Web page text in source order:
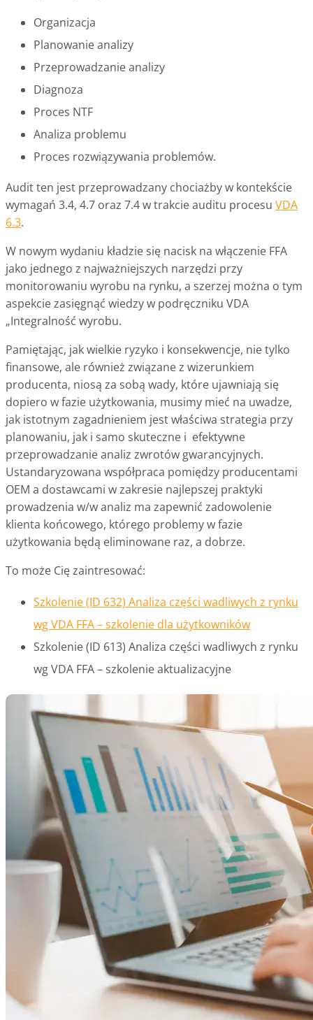
Organizacja
Planowanie analizy
Przeprowadzanie analizy
Diagnoza
Proces NTF
Analiza problemu
Proces rozwiązywania problemów.
Audit ten jest przeprowadzany chociażby w kontekście
wymagań 3.4, 4.7 oraz 7.4 w trakcie auditu procesu VDA
6.3.
W nowym wydaniu kładzie się nacisk na włączenie FFA
jako jednego z najważniejszych narzędzi przy
monitorowaniu wyrobu na rynku, a szerzej można o tym
aspekcie zasięgnąć wiedzy w podręczniku VDA
„Integralność wyrobu.
Pamiętając, jak wielkie ryzyko i konsekwencje, nie tylko
finansowe, ale również związane z wizerunkiem
producenta, niosą za sobą wady, które ujawniają się
dopiero w fazie użytkowania, musimy mieć na uwadze,
jak istotnym zagadnieniem jest właściwa strategia przy
planowaniu, jak i samo skuteczne i efektywne
przeprowadzanie analiz zwrotów gwarancyjnych.
Ustandaryzowana współpraca pomiędzy producentami
OEM a dostawcami w zakresie najlepszej praktyki
prowadzenia w/w analiz ma zapewnić zadowolenie
klienta końcowego, którego problemy w fazie
użytkowania będą eliminowane raz, a dobrze.
To może Cię zaintresować:
Szkolenie (ID 632) Analiza części wadliwych z rynku
wg VDA FFA – szkolenie dla użytkowników
Szkolenie (ID 613) Analiza części wadliwych z rynku
wg VDA FFA – szkolenie aktualizacyjne